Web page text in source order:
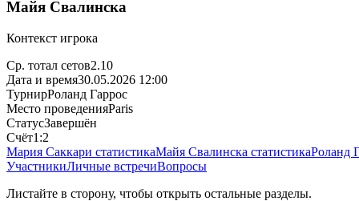
Майя Свалинска
Контекст игрока
Ср. тотал сетов2.10
Дата и время30.05.2026 12:00
ТурнирРоланд Гаррос
Место проведенияParis
СтатусЗавершён
Счёт1:2
Мария Саккари статистикаМайя Свалинска статистикаРоланд
УчастникиЛичные встречиВопросы
Листайте в сторону, чтобы открыть остальные разделы.